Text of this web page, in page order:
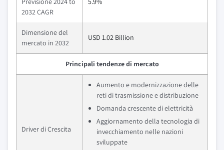
2032 CAGR
Dimensione del
mercato in 2032
USD 1.02 Billion
Principali tendenze di mercato
Driver di Crescita
Aumento e modernizzazione delle
reti di trasmissione e distribuzione
Domanda crescente di elettricità
Aggiornamento della tecnologia di
invecchiamento nelle nazioni
sviluppate